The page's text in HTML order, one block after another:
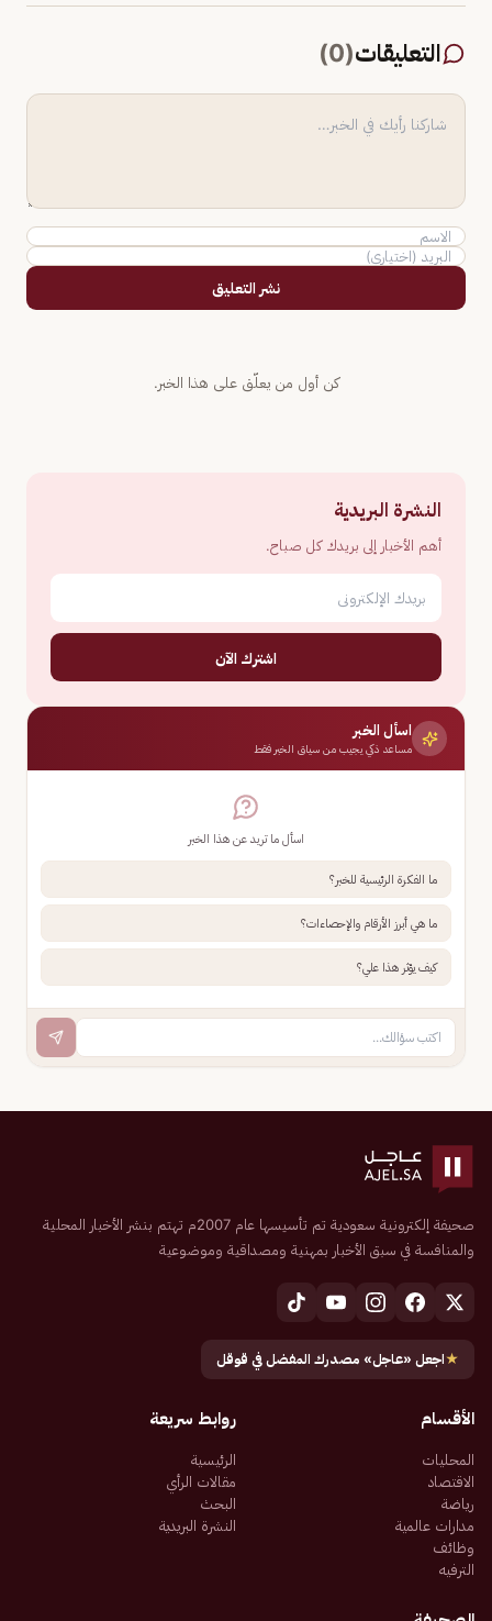
التعليقات(
0
)
نشر التعليق
كن أول من يعلّق على هذا الخبر.
النشرة البريدية
أهم الأخبار إلى بريدك كل صباح.
اشترك الآن
اسأل الخبر
مساعد ذكي يجيب من سياق الخبر فقط
اسأل ما تريد عن هذا الخبر
ما الفكرة الرئيسية للخبر؟
ما هي أبرز الأرقام والإحصاءات؟
كيف يؤثر هذا علي؟
صحيفة إلكترونية سعودية تم تأسيسها عام 2007م تهتم بنشر الأخبار المحلية
والمنافسة في سبق الأخبار بمهنية ومصداقية وموضوعية
★اجعل «عاجل» مصدرك المفضل في قوقل
الأقسام
المحليات
الاقتصاد
رياضة
مدارات عالمية
وظائف
الترفيه
روابط سريعة
الرئيسية
مقالات الرأي
البحث
النشرة البريدية